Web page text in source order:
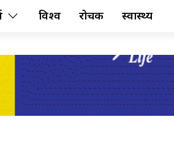
विश्व रोचक स्वास्थ्य